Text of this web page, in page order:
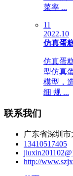
菜率 ...
11
2022.10
仿真蛋
仿真蛋
型仿真
模型，
细 规 ...
联系我们
广东省深圳
13410517405
http://